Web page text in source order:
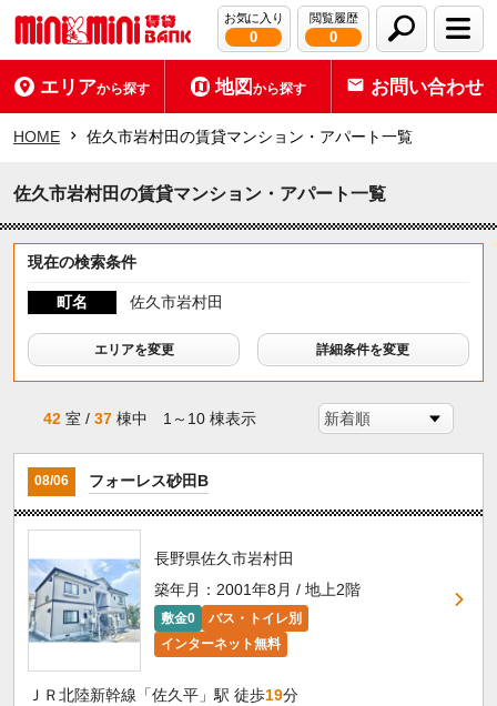
お気に入り
0
閲覧履歴
0
エリアから探す 地図から探す お問い合わせ
HOME 佐久市岩村田の賃貸マンション・アパート一覧
佐久市岩村田の賃貸マンション・アパート一覧
現在の検索条件
町名 佐久市岩村田
エリアを変更 詳細条件を変更
42 室 /37 棟中 1～10 棟表示
08/06 フォーレス砂田B
長野県佐久市岩村田
築年月：2001年8月 / 地上2階
敷金0
バス・トイレ別
インターネット無料
ＪＲ北陸新幹線「佐久平」駅 徒歩19分